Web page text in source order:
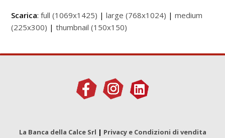
Scarica:full (1069x1425) |large (768x1024) |medium
(225x300) |thumbnail (150x150)
La Banca della Calce Srl | Privacy e Condizioni di vendita